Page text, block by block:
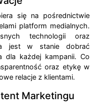
się na pośrednictwie
platform medialnych.
technologii oraz
jest w stanie dobrać
dla każdej kampanii. Co
oraz etykę w
relacje z klientami.
Marketingu